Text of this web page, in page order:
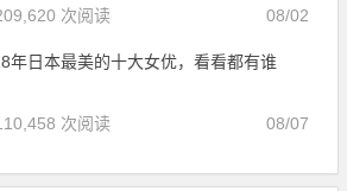
08/02
次阅读
年日本最美的十大女优，看看都有谁
08/07
次阅读